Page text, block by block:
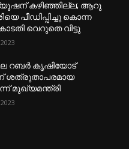
കഴിഞ്ഞില്ല; ആറു
പീഡിപ്പിച്ചു കൊന്ന
വെറുതെ വിട്ടു
റബർ കൃഷിയോട്
ശത്രുതാപരമായ
മുഖ്യമന്ത്രി